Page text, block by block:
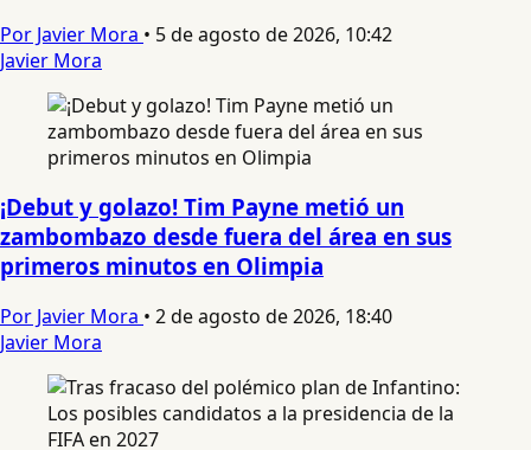
Por Javier Mora • 5 de agosto de 2026, 10:42
Javier Mora
¡Debut y golazo! Tim Payne metió un
zambombazo desde fuera del área en sus
primeros minutos en Olimpia
Por Javier Mora • 2 de agosto de 2026, 18:40
Javier Mora